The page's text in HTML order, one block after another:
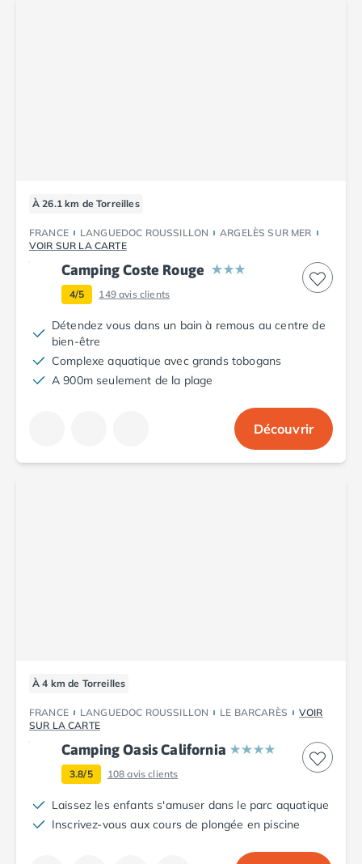
À 26.1 km de Torreilles
FRANCE LANGUEDOC ROUSSILLON
ARGELÈS SUR MER
VOIR SUR LA CARTE
Camping Coste Rouge
4/5 149avis clients
Détendez vous dans un bain à remous au centre de
bien-être
Complexe aquatique avec grands tobogans
A 900m seulement de la plage
Découvrir
À 4 km de Torreilles
FRANCE LANGUEDOC ROUSSILLON LE BARCARÈS
VOIR
SUR LA CARTE
Camping Oasis California
3.8/5 108avis clients
Laissez les enfants s'amuser dans le parc aquatique
Inscrivez-vous aux cours de plongée en piscine